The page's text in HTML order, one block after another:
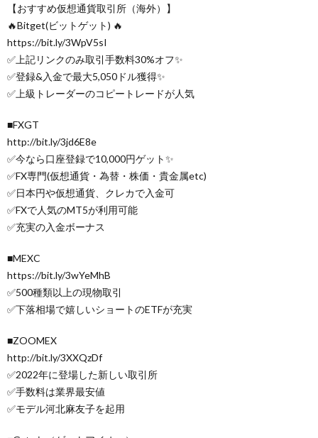
【おすすめ仮想通貨取引所（海外）】
🔥Bitget(ビットゲット) 🔥
https://bit.ly/3WpV5sI
✅上記リンクのみ取引手数料30%オフ✨
✅登録&入金で最大5,050ドル獲得✨
✅上級トレーダーのコピートレードが人気
■FXGT
http://bit.ly/3jd6E8e
✅今なら口座登録で10,000円ゲット✨
✅FX専門(仮想通貨・為替・株価・貴金属etc)
✅日本円や仮想通貨、クレカで入金可
✅FXで人気のMT5が利用可能
✅充実の入金ボーナス
■MEXC
https://bit.ly/3wYeMhB
✅500種類以上の現物取引
✅下落相場で嬉しいショートのETFが充実
■ZOOMEX
http://bit.ly/3XXQzDf
✅2022年に登場した新しい取引所
✅手数料は業界最安値
✅モデル河北麻友子を起用